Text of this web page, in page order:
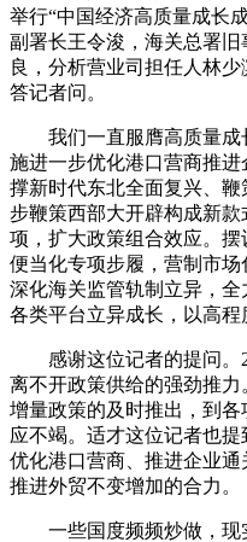
举行“中国经济高质量成长
副署长王令浚，海关总署
良，分析营业司担任人林
答记者问。
我们一直服膺高质量成
施进一步优化港口营商推
撑新时代东北全面复兴、
步鞭策西部大开辟构成新
项，扩大政策组合效应。
便当化专项步履，营制市场
深化海关监管轨制立异，
各类平台立异成长，以高程
感谢这位记者的提问。
离不开政策供给的强劲推
增量政策的及时推出，到
应不竭。适才这位记者也
优化港口营商、推进企业
推进外贸不变增加的合力。
一些国度频频炒做，现